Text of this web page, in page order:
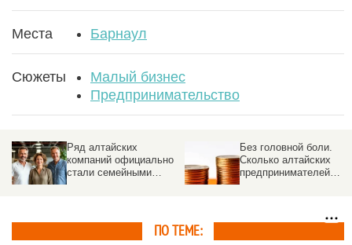
Места Барнаул
Сюжеты
Малый бизнес
Предпринимательство
Без головной боли.
Сколько алтайских
предпринимателей
Никакого made in
Алтайские
ремесленницы создают
ПО ТЕМЕ: